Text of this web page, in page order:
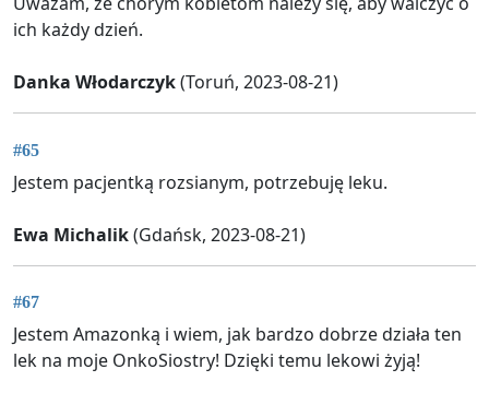
ich każdy dzień.
Danka Włodarczyk(Toruń, 2023-08-21)
#65
Jestem pacjentką rozsianym, potrzebuję leku.
Ewa Michalik(Gdańsk, 2023-08-21)
#67
Jestem Amazonką i wiem, jak bardzo dobrze działa ten
lek na moje OnkoSiostry! Dzięki temu lekowi żyją!